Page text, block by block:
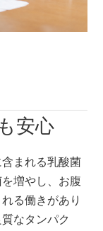
安心
まれる乳酸菌
増やし、お腹
る働きがあり
なタンパク